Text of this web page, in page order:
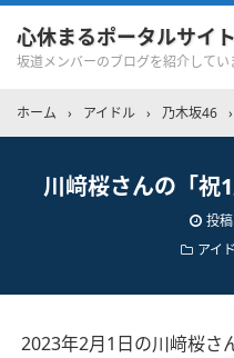
心休まるポータルサイト
坂道メンバーのブログを紹介してい
ホーム › アイドル › 乃木坂46 ›
川﨑桜さんの「
投稿
アイ
2023年2月1日の川﨑桜さ